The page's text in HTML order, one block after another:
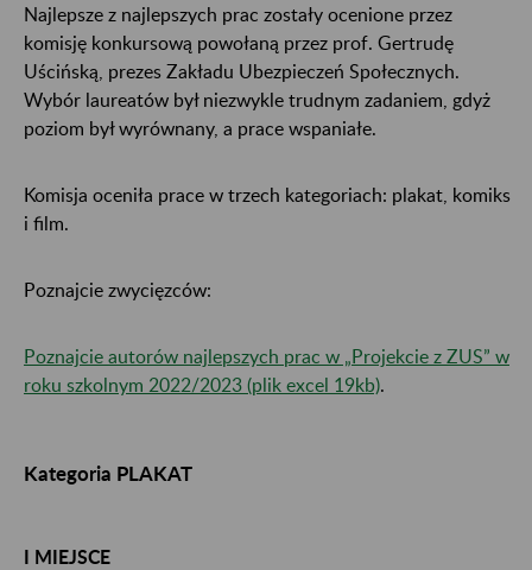
Najlepsze z najlepszych prac zostały ocenione przez
komisję konkursową powołaną przez prof. Gertrudę
Uścińską, prezes Zakładu Ubezpieczeń Społecznych.
Wybór laureatów był niezwykle trudnym zadaniem, gdyż
poziom był wyrównany, a prace wspaniałe.
Komisja oceniła prace w trzech kategoriach: plakat, komiks
i film.
Poznajcie zwycięzców:
Poznajcie autorów najlepszych prac w „Projekcie z ZUS” w
roku szkolnym 2022/2023 (plik excel 19kb).
Kategoria PLAKAT
I MIEJSCE